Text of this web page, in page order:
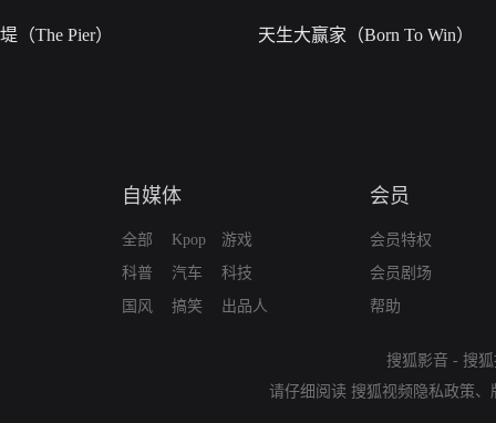
堤（The Pier） 天生大赢家（Born To Win）
自媒体
全部
科普
国风
Kpop
汽车
搞笑
游戏
科技
出品人
会员
会员特权
会员剧场
帮助
搜狐影音 - 搜
请仔细阅读 搜狐视频隐私政策、